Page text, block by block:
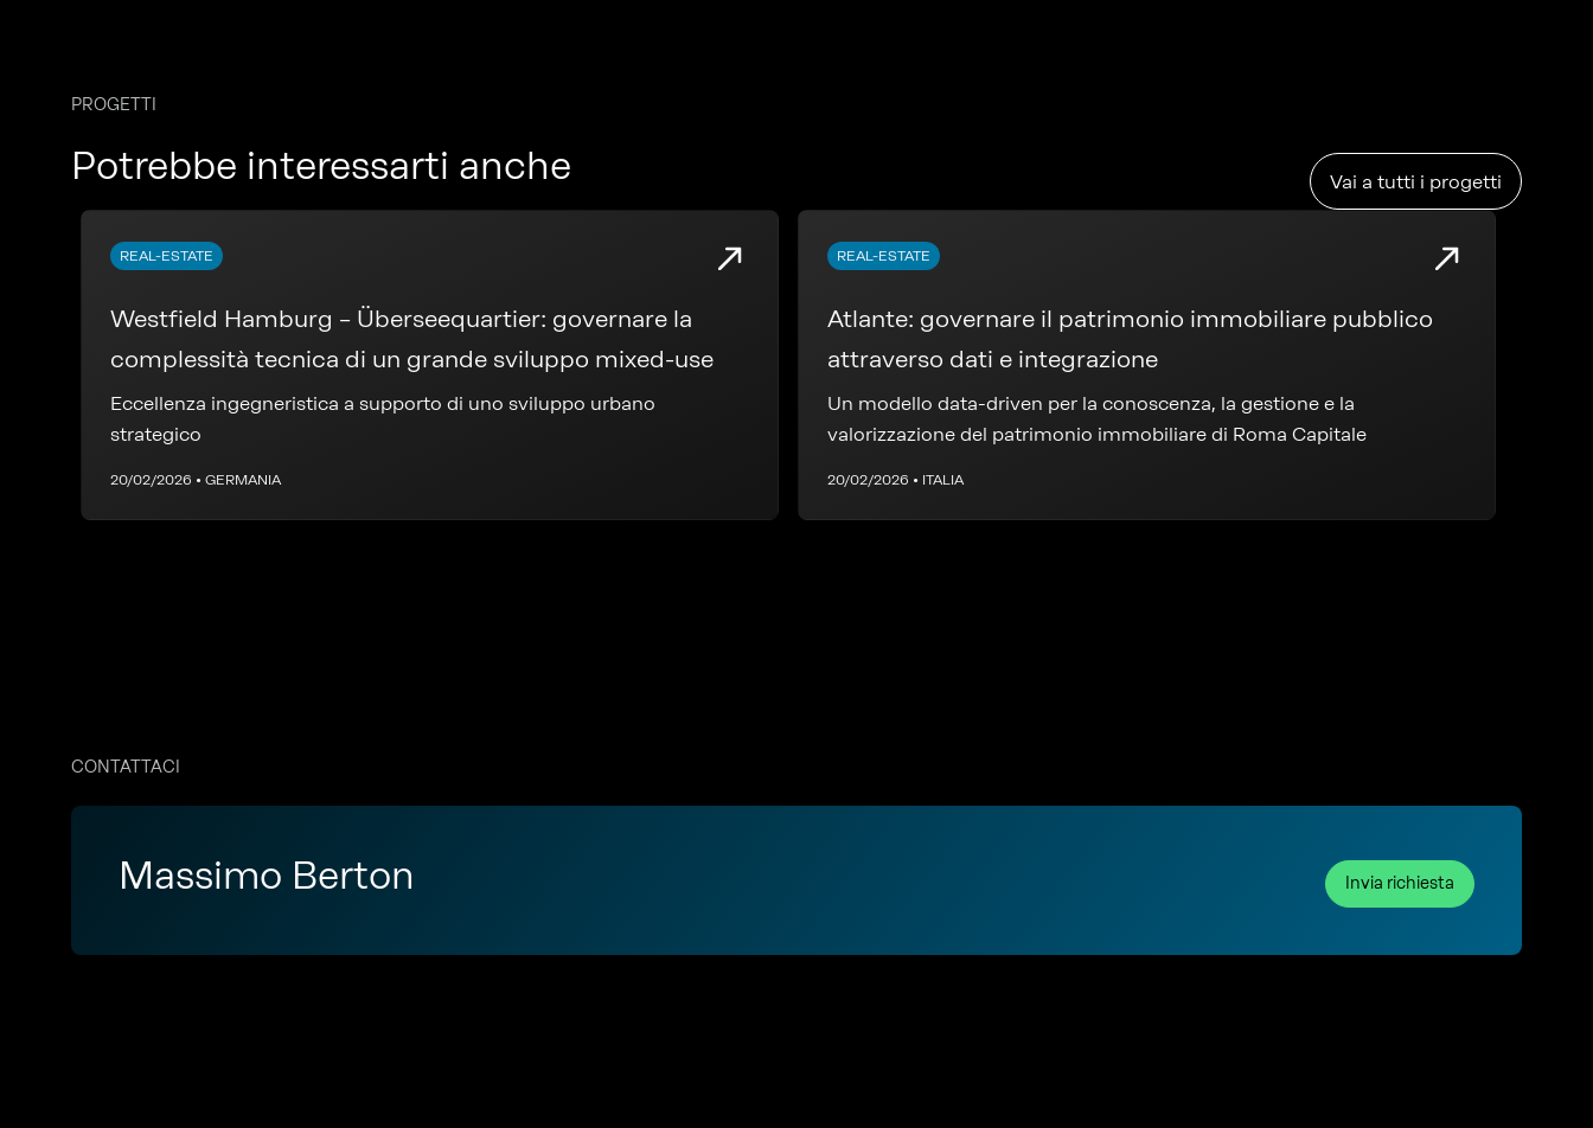
PROGETTI
Potrebbe interessarti anche Vai a tutti i progetti
REAL-ESTATE
Westfield Hamburg – Überseequartier: governare la
complessità tecnica di un grande sviluppo mixed-use
Eccellenza ingegneristica a supporto di uno sviluppo urbano
strategico
20/02/2026 • GERMANIA
REAL-ESTATE
Atlante: governare il patrimonio immobiliare pubblico
attraverso dati e integrazione
Un modello data-driven per la conoscenza, la gestione e la
valorizzazione del patrimonio immobiliare di Roma Capitale
20/02/2026 • ITALIA
CONTATTACI
Massimo Berton Invia richiesta